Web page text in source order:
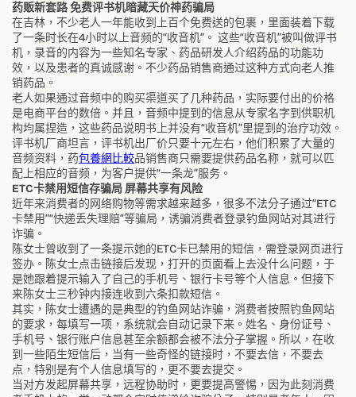
药贩新套路 免费评书机暗藏天价神药骗局
在吉林，不少老人一年能收到上百个免费送的包裹，里面装着下载
了一条时长在4小时以上音频的“收音机”。 这些“收音机”被叫做评书
机，录音的内容为一些知名专家、药品研发人介绍药品的功能功
效，以及患者的真诚感谢。不少药品销售商通过这种方式向老人推
销药品。
老人如果通过音频中的购买渠道买了几种药品，实际要付出的价格
是电商平台的数倍。并且，音频中提到的信息从专家名字到供职机
构均属捏造，这些药品说明书上并没有“收音机”里提到的治疗功效。
评书机厂商坦言，评书机出厂价只要十元左右，他们积累了大量的
音频资料，药包養網比較品销售商只需要提供药品名称，就可以匹
配上相应的音频，为客户提供“一条龙”服务。
ETC卡禁用短信存骗局 屏幕共享有风险
近年来消费者的网络购物等需求越来越多，很多不法分子通过“ETC
卡禁用”“快递丢失理赔”等骗局，诱骗消费者登录钓鱼网站对其进行
诈骗。
陈女士曾收到了一条提示她的ETC卡已禁用的短信，需登录网页进行
签办。陈女士点击链接后发现，打开的页面看上去没什么问题，于
是她跟着提示输入了自己的手机号、银行卡号等个人信息。但接下
来陈女士三秒钟内接连收到六条扣款短信。
其实，陈女士遭遇的是典型的钓鱼网站诈骗，消费者按照钓鱼网站
的要求，每填写一项，系统就会自动记录下来。姓名、身份证号、
手机号、银行账户信息甚至余额都会被不法分子掌握。所以，在收
到一些陌生短信后，当有一些奇怪的链接时，不要去信，不要去
点，特别是有个人信息填写的，更不要去提交。
当对方发起屏幕共享，远程协助时，更要提高警惕，因为此刻消费